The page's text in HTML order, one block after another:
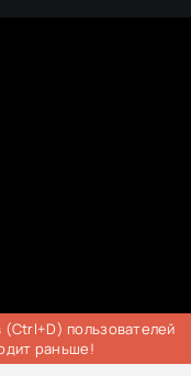
(Ctrl+D) пользователей
раньше!